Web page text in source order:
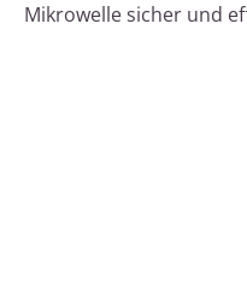
Mikrowelle sicher und